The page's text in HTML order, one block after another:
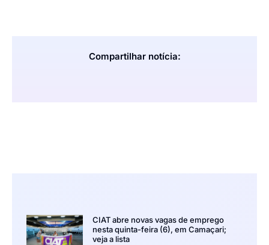
Compartilhar notícia:
CIAT abre novas vagas de emprego
nesta quinta-feira (6), em Camaçari;
veja a lista